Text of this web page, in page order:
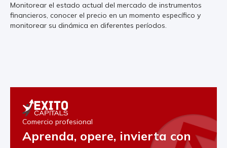
Monitorear el estado actual del mercado de instrumentos
financieros, conocer el precio en un momento específico y
monitorear su dinámica en diferentes períodos.
Comercio profesional
Aprenda, opere, invierta con